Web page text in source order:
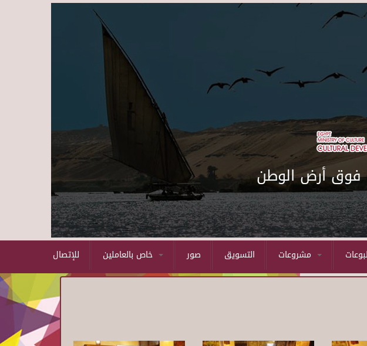
Skip to main content
فوق أرض الوطن
للإتصال صور التسويق